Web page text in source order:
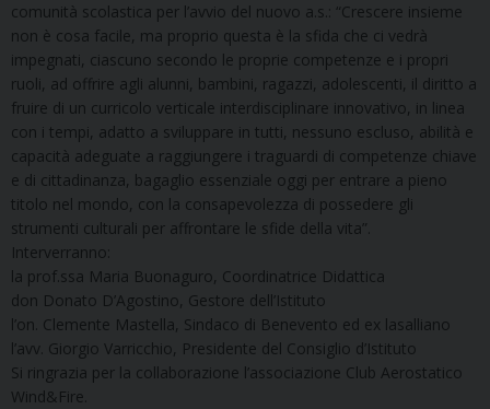
comunità scolastica per l’avvio del nuovo a.s.: “Crescere insieme
non è cosa facile, ma proprio questa è la sfida che ci vedrà
impegnati, ciascuno secondo le proprie competenze e i propri
ruoli, ad offrire agli alunni, bambini, ragazzi, adolescenti, il diritto a
fruire di un curricolo verticale interdisciplinare innovativo, in linea
con i tempi, adatto a sviluppare in tutti, nessuno escluso, abilità e
capacità adeguate a raggiungere i traguardi di competenze chiave
e di cittadinanza, bagaglio essenziale oggi per entrare a pieno
titolo nel mondo, con la consapevolezza di possedere gli
strumenti culturali per affrontare le sfide della vita”.
Interverranno:
la prof.ssa Maria Buonaguro, Coordinatrice Didattica
don Donato D’Agostino, Gestore dell’Istituto
l’on. Clemente Mastella, Sindaco di Benevento ed ex lasalliano
l’avv. Giorgio Varricchio, Presidente del Consiglio d’Istituto
Si ringrazia per la collaborazione l’associazione Club Aerostatico
Wind&Fire.